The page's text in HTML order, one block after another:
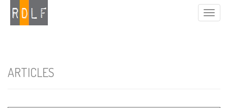
ARTICLES